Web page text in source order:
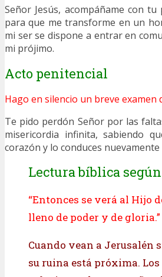
Señor Jesús, acompáñame con
para que me transforme en un
mi ser se dispone a entrar en
mi prójimo.
Acto penitencial
Hago en silencio un breve examen
Te pido perdón Señor por las
misericordia infinita, sabiendo
corazón y lo conduces
Lectura bíblica
“Entonces se verá al Hijo
lleno de poder y de gloria.”
Cuando vean a Jerusalén
su ruina está próxima. Los